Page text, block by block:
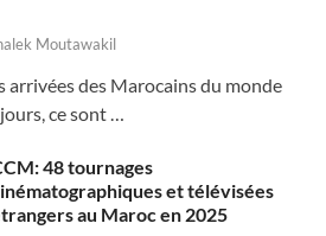
Moutawakil
arrivées des Marocains du monde
ce sont …
48 tournages
et télévisées
au Maroc en 2025